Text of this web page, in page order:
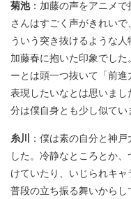
菊池：加藤の声をアニメ
さんはすごく声がきれい
ういう突き抜けるような
加藤春に抱いた印象でし
ーとは頭一つ抜いて「前
表現したいなとは思いま
分は僕自身とも少し似てい
糸川 ：僕は素の自分と神
した。冷静なところとか
けていたり、いじられキャ
普段の立ち振る舞いから